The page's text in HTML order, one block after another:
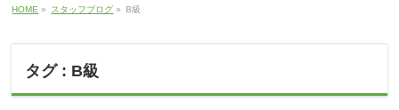
HOME » スタッフブログ » B級
タグ : B級